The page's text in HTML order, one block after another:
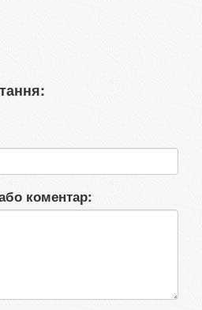
коментар: